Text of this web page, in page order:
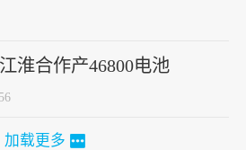
淮合作产46800电池
加载更多